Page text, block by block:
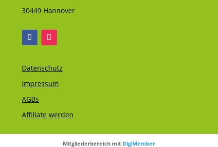
30449 Hannover
Datenschutz
Impressum
AGBs
Affiliate werden
Mitgliederbereich mit DigiMember